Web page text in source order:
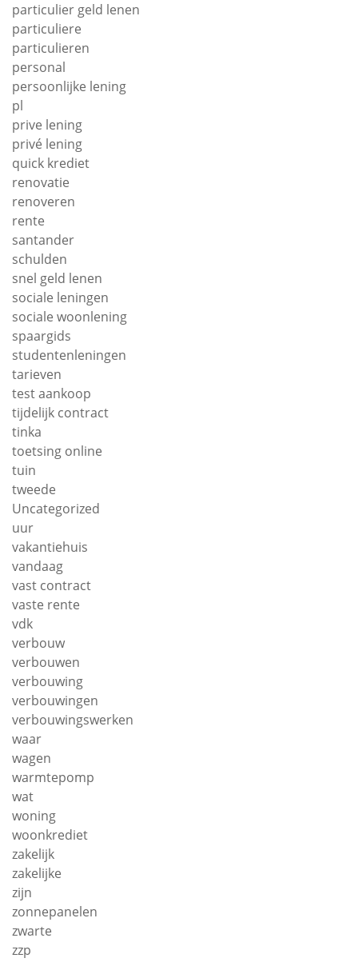
particulier geld lenen
particuliere
particulieren
personal
persoonlijke lening
pl
prive lening
privé lening
quick krediet
renovatie
renoveren
rente
santander
schulden
snel geld lenen
sociale leningen
sociale woonlening
spaargids
studentenleningen
tarieven
test aankoop
tijdelijk contract
tinka
toetsing online
tuin
tweede
Uncategorized
uur
vakantiehuis
vandaag
vast contract
vaste rente
vdk
verbouw
verbouwen
verbouwing
verbouwingen
verbouwingswerken
waar
wagen
warmtepomp
wat
woning
woonkrediet
zakelijk
zakelijke
zijn
zonnepanelen
zwarte
zzp